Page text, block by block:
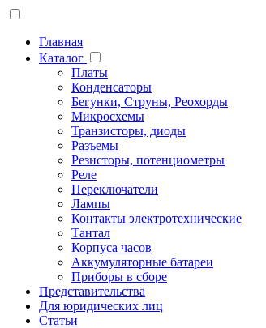
Главная
Каталог
Платы
Конденсаторы
Бегунки, Струны, Реохорды
Микросхемы
Транзисторы, диоды
Разъемы
Резисторы, потенциометры
Реле
Переключатели
Лампы
Контакты электротехнические
Тантал
Корпуса часов
Аккумуляторные батареи
Приборы в сборе
Представительства
Для юридических лиц
Статьи